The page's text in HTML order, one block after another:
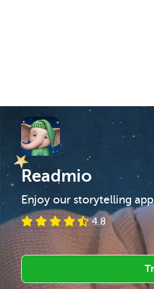
Readmio
Enjoy our storytelling
4.8